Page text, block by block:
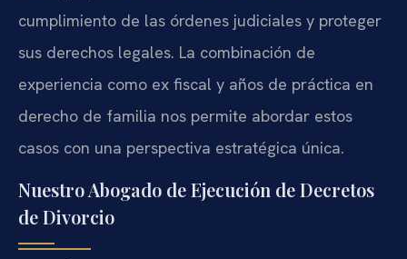
cumplimiento de las órdenes judiciales y proteger
sus derechos legales. La combinación de
experiencia como ex fiscal y años de práctica en
derecho de familia nos permite abordar estos
casos con una perspectiva estratégica única.
Nuestro Abogado de Ejecución de Decretos
de Divorcio